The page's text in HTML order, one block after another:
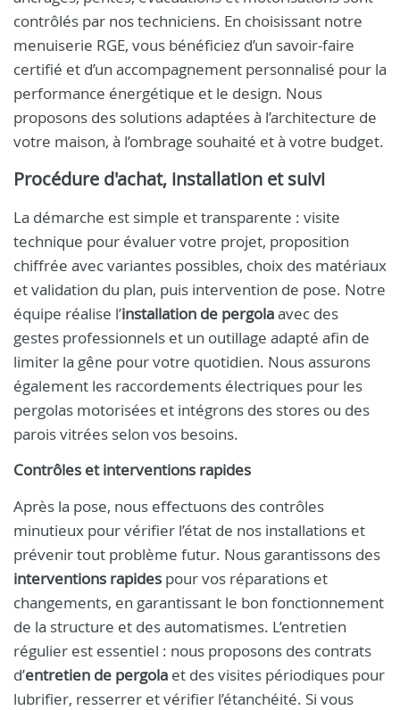
contrôlés par nos techniciens. En choisissant notre
menuiserie RGE, vous bénéficiez d’un savoir-faire
certifié et d’un accompagnement personnalisé pour la
performance énergétique et le design. Nous
proposons des solutions adaptées à l’architecture de
votre maison, à l’ombrage souhaité et à votre budget.
Procédure d'achat, installation et suivi
La démarche est simple et transparente : visite
technique pour évaluer votre projet, proposition
chiffrée avec variantes possibles, choix des matériaux
et validation du plan, puis intervention de pose. Notre
équipe réalise l’installation de pergolaavec des
gestes professionnels et un outillage adapté afin de
limiter la gêne pour votre quotidien. Nous assurons
également les raccordements électriques pour les
pergolas motorisées et intégrons des stores ou des
parois vitrées selon vos besoins.
Contrôles et interventions rapides
Après la pose, nous effectuons des contrôles
minutieux pour vérifier l’état de nos installations et
prévenir tout problème futur. Nous garantissons des
interventions rapides pour vos réparations et
changements, en garantissant le bon fonctionnement
de la structure et des automatismes. L’entretien
régulier est essentiel : nous proposons des contrats
d’entretien de pergola et des visites périodiques pour
lubrifier, resserrer et vérifier l’étanchéité. Si vous